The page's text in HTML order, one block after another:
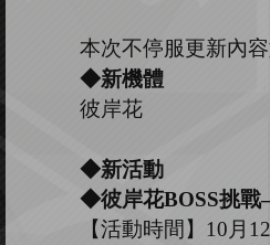
本次不停服更新內容
◆新機體
彼岸花
◆新活動
◆彼岸花BOSS挑戰
【活動時間】 10 月 12